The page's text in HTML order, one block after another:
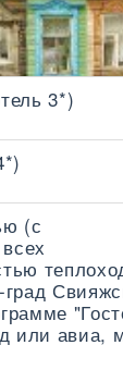
3*)
(с
или авиа,